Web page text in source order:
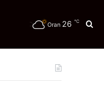
Oran 26 ℃